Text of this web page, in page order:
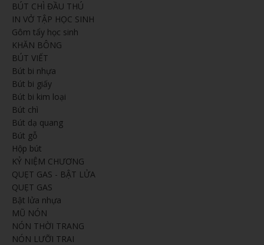
BÚT CHÌ ĐẦU THÚ
IN VỞ TẬP HỌC SINH
Gôm tẩy học sinh
KHĂN BÔNG
BÚT VIẾT
Bút bi nhựa
Bút bi giấy
Bút bi kim loại
Bút chì
Bút dạ quang
Bút gỗ
Hộp bút
KỶ NIỆM CHƯƠNG
QUẸT GAS - BẬT LỬA
QUẸT GAS
Bật lửa nhựa
MŨ NÓN
NÓN THỜI TRANG
NÓN LƯỠI TRAI